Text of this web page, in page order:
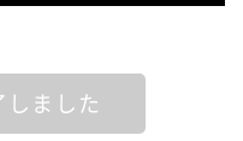
ました